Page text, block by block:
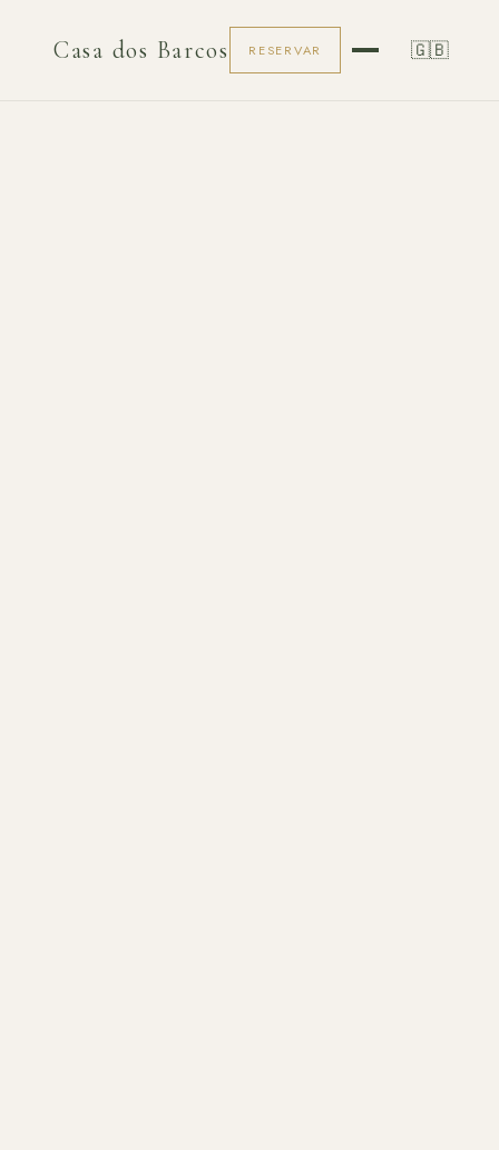
Casa dos Barcos RESERVAR 🇬🇧